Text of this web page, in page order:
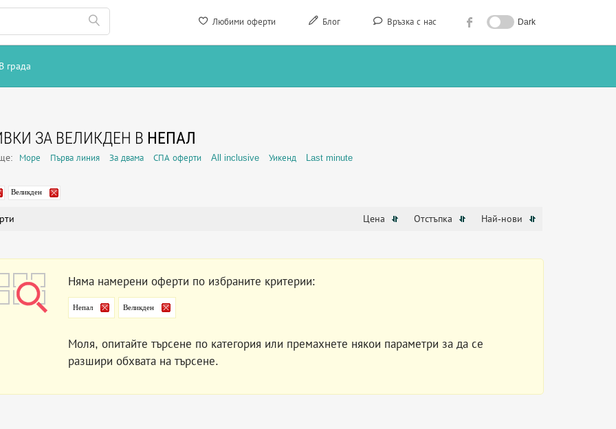
Любими оферти Блог Връзка с нас Dark
В града
ЗА ВЕЛИКДЕН В НЕПАЛ
Море Първа линия За двама СПА оферти All inclusive Уикенд Last minute
Великден
Цена Отстъпка Най-нови
Няма намерени оферти по избраните критерии:
Непал Великден
Моля, опитайте търсене по категория или премахнете някои параметри за да се
разшири обхвата на търсене.